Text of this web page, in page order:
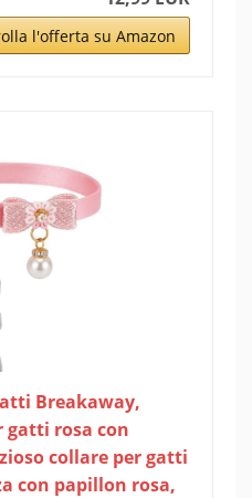
l'offerta su Amazon
Breakaway,
gatti rosa con
collare per gatti
con papillon rosa,